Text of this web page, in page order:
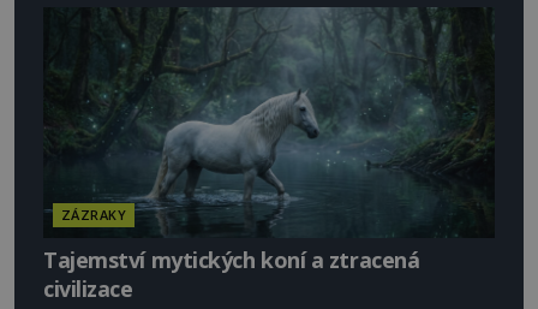
vražda ženy!“ hlásají titulky londýnských novin.
[caption id
ZÁZRAKY
Tajemství mytických koní a ztracená
civilizace